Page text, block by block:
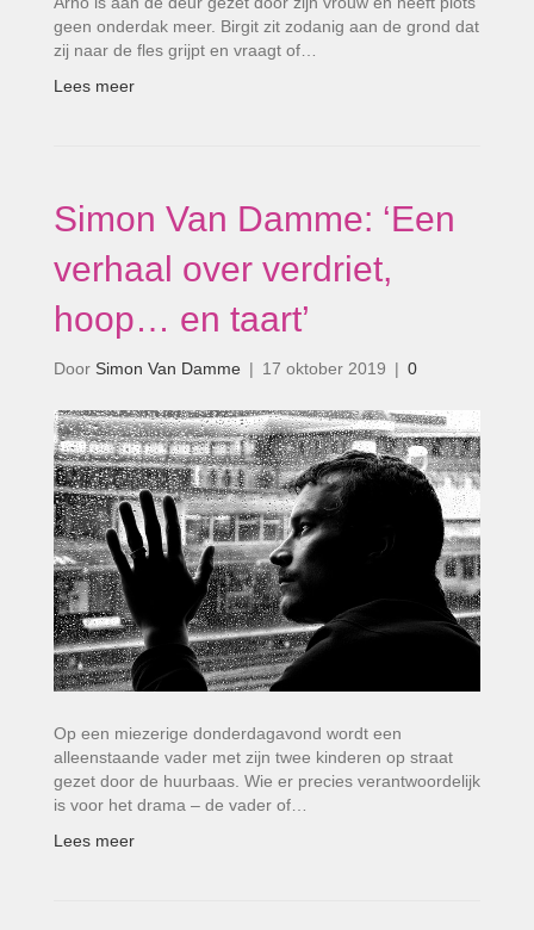
geen onderdak meer. Birgit zit zodanig aan de grond dat
zij naar de fles grijpt en vraagt of…
Lees meer
Simon Van Damme: ‘Een
verhaal over verdriet,
hoop… en taart’
Door Simon Van Damme | 17 oktober 2019 | 0
Op een miezerige donderdagavond wordt een
alleenstaande vader met zijn twee kinderen op straat
gezet door de huurbaas. Wie er precies verantwoordelijk
is voor het drama – de vader of…
Lees meer